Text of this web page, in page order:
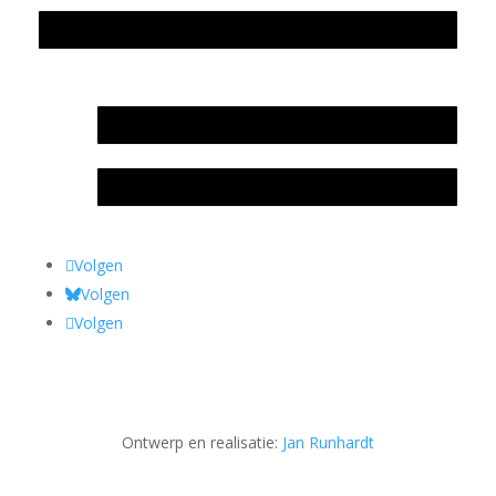
Volgen
Volgen
Volgen
Ontwerp en realisatie: Jan Runhardt